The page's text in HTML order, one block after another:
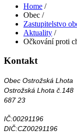
Home /
Obec /
Zastupitelstvo
Aktuality /
Očkování proti
Kontakt
Obec Ostrožská Lhota
Ostrožská Lhota č.148
687 23
IČ:00291196
DIČ:CZ00291196